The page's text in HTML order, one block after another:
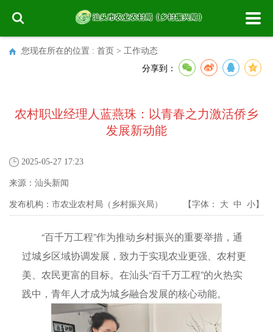
您现在所在的位置 : 首页 > 工作动态
分享到：
农村职业经理人蓝燕珠：以青春之力激活侨乡
发展新动能
2025-05-27 17:23
来源： 汕头新闻
发布机构： 市农业农村局（乡村振兴局） 【字体： 大 中 小】
“百千万工程”作为推动乡村振兴的重要举措，通
过城乡区域协调发展，致力于实现农业更强、农村更
美、农民更富的目标。在汕头“百千万工程”的火热实
践中，青年人才成为城乡融合发展的核心动能。